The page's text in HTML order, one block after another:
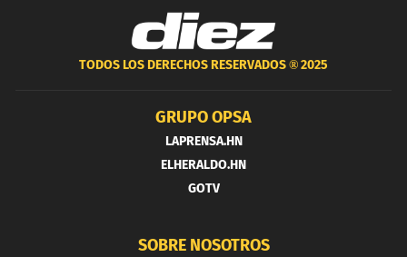
TODOS LOS DERECHOS RESERVADOS ®2025
GRUPO OPSA
LAPRENSA.HN
ELHERALDO.HN
GOTV
SOBRE NOSOTROS